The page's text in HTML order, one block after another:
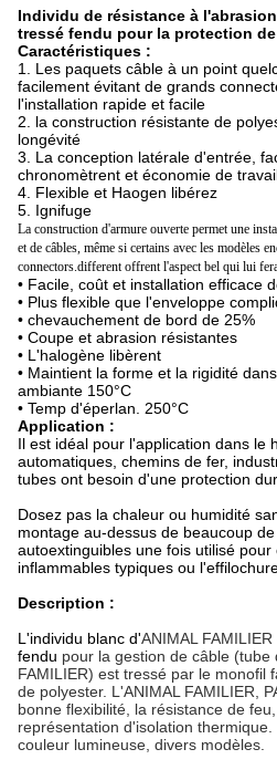
Individu de résistance à
tressé fendu pour la protection
Caractéristiques :
1. Les paquets câble à un point
facilement évitant de grands
l'installation rapide et facile
2. la construction résistante de
longévité
3. La conception latérale d'entrée,
chronomètrent et économie de
4. Flexible et Haogen libérez
5. Ignifuge
La construction d'armure ouverte permet une
et de câbles, même si certains avec les modèles
connectors.different offrent l'aspect bel qui lui
• Facile, coût et installation efficace
• Plus flexible que l'enveloppe
• chevauchement de bord de 25%
• Coupe et abrasion résistantes
• L'halogène libèrent
• Maintient la forme et la rigidité
ambiante 150°C
• Temp d'éperlan. 250°C
Application :
Il est idéal pour l'application dans le
automatiques, chemins de fer,
tubes ont besoin d'une protection
Dosez pas la chaleur ou humidité
montage au-dessus de beaucoup
autoextinguibles une fois utilisé pour
inflammables typiques ou
Description :
L'individu blanc d'ANIMAL FAMILIER
fendu pour la gestion de câble (tube
FAMILIER) est tressé par le monofil
de polyester. L'ANIMAL FAMILIER,
bonne flexibilité, la résistance de
représentation d'isolation
couleur lumineuse, divers modèles.